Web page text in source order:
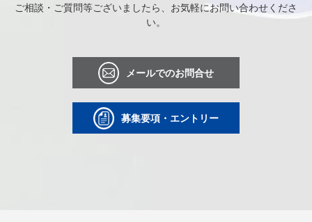
ご相談・ご質問等ございましたら、お気軽にお問い合わせくださ
い。
メールでのお問合せ
募集要項・エントリー